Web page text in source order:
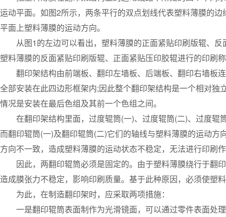
运动平面。如图2所示，两条平行的双点划线代表塑料薄膜的
平面上塑料薄膜的运动方向。
从图1的左边可以看出，塑料薄膜的正面紧贴印刷版辊、反
塑料薄膜的反面紧贴印刷版辊、正面紧贴压印胶辊进行的印刷
翻印架结构由前端板、翻印左墙板、后端板、翻印右墙板
全部安装在此四边形框架内;因此整个翻印架结构是一个相对
情况是安装在最后色组及其前一个色组之间。
在翻印架结构里面，过度辊筒(一)、过度辊筒(二)、过度辊
而翻印辊筒(一)及翻印辊筒(二)它们的轴线与塑料薄膜的运动
方向不一致，造成塑料薄膜的运动状态不稳定，无法进行印刷
因此，两翻印辊筒必须是固定的。由于塑料薄膜绕行于翻
造成膜张力不稳定，影响印刷质量。基于此种原因，必须使塑
为此，在制造翻印架时，应采取两项措施：
一是翻印辊筒表面制作为光滑镜面，可以通过零件表面处